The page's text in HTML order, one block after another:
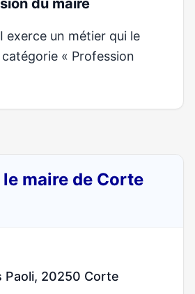
du maire
exerce un métier qui le
« Profession
maire de Corte
Paoli, 20250 Corte